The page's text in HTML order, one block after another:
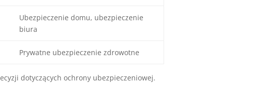
Ubezpieczenie domu, ubezpieczenie
biura
Prywatne ubezpieczenie zdrowotne
dotyczących ochrony ubezpieczeniowej.